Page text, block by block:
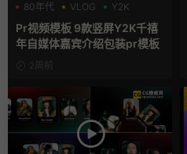
80年代
VLOG Y2K
Pr视频模板 9款竖屏Y2K千禧
年自媒体嘉宾介绍包装pr模板
2周前